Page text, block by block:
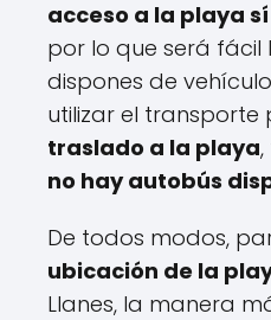
acceso a la playa
por lo que será fácil
dispones de
utilizar el transporte
traslado a la playa
no hay autobús
De todos modos,
ubicación de la
Llanes, la manera